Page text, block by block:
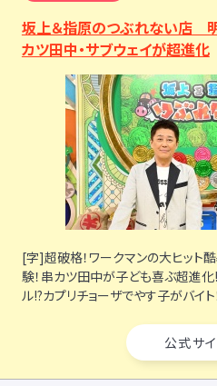
坂上＆指原のつぶれない店 明
カツ田中・サブウェイが超進化
[字]超破格！ワークマンの大ヒット
験！串カツ田中が子ども喜ぶ超進化
ル!?カプリチョーザでやす子がバイト
公式サ